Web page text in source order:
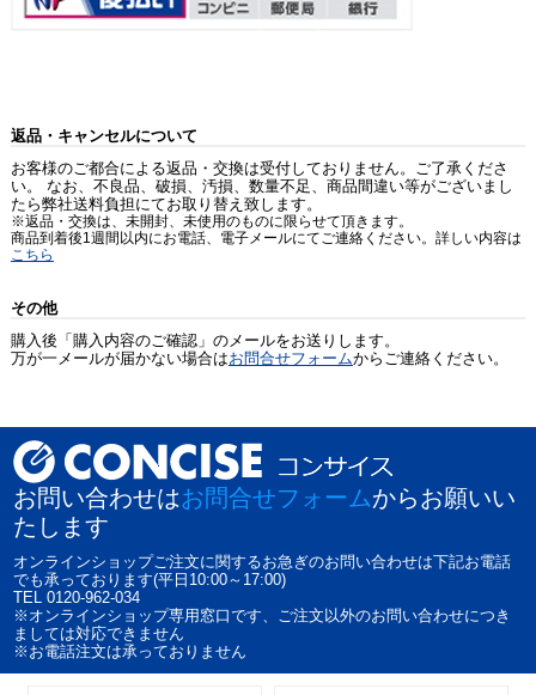
返品・キャンセルについて
お客様のご都合による返品・交換は受付しておりません。ご了承くださ
い。 なお、不良品、破損、汚損、数量不足、商品間違い等がございまし
たら弊社送料負担にてお取り替え致します。
※返品・交換は、未開封、未使用のものに限らせて頂きます。
商品到着後1週間以内にお電話、電子メールにてご連絡ください。詳しい内容は
こちら
その他
購入後「購入内容のご確認」のメールをお送りします。
万が一メールが届かない場合はお問合せフォームからご連絡ください。
お問い合わせはお問合せフォームからお願いい
たします
オンラインショップご注文に関するお急ぎのお問い合わせは下記お電話
でも承っております(平日10:00～17:00)
TEL 0120-962-034
※オンラインショップ専用窓口です、ご注文以外のお問い合わせにつき
ましては対応できません
※お電話注文は承っておりません